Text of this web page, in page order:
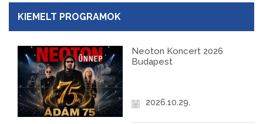
KIEMELT PROGRAMOK
Neoton Koncert 2026
Budapest
2026.10.29.